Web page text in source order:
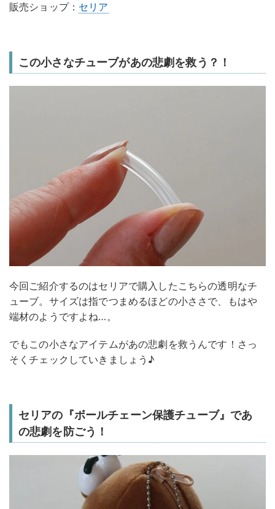
販売ショップ： セリア
この小さなチューブがあの悲劇を救う？！
今回ご紹介するのはセリアで購入したこちらの透明なチ
ューブ。サイズは指でつまめるほどの小ささで、もはや
端材のようですよね…。
でもこの小さなアイテムがあの悲劇を救うんです！さっ
そくチェックしていきましょう♪
セリアの『ボールチェーン保護チューブ』であ
の悲劇を防ごう！